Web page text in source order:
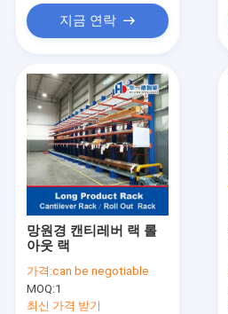
지금 연락
망원경 캔티레버 랙 롤
아웃 랙
가격:can be negotiable
MOQ:1
최신 가격 받기